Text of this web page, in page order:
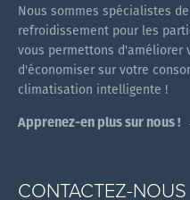
Nous sommes spécialistes
refroidissement pour les
vous permettons
d'économiser sur votre
climatisation intelligente !
Apprenez-en plus sur nous !
CONTACTEZ-NOUS